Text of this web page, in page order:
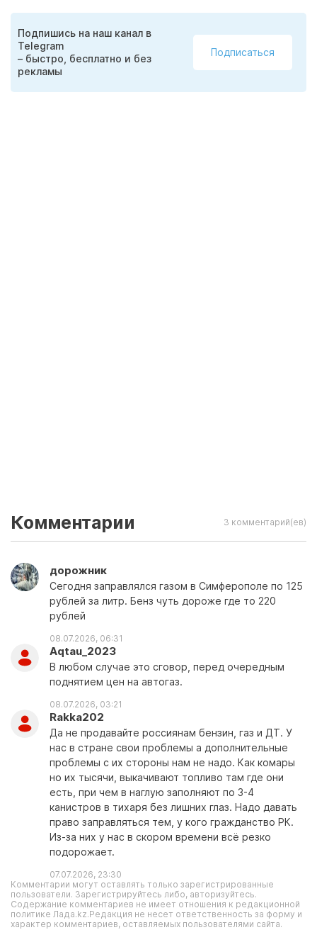
Подпишись на наш канал в
Telegram
– быстро, бесплатно и без
рекламы
Подписаться
Комментарии 3 комментарий(ев)
дорожник
Сегодня заправлялся газом в Симферополе по 125
рублей за литр. Бенз чуть дороже где то 220
рублей
08.07.2026, 06:31
Aqtau_2023
В любом случае это сговор, перед очередным
поднятием цен на автогаз.
08.07.2026, 03:21
Rakka202
Да не продавайте россиянам бензин, газ и ДТ. У
нас в стране свои проблемы а дополнительные
проблемы с их стороны нам не надо. Как комары
но их тысячи, выкачивают топливо там где они
есть, при чем в наглую заполняют по 3-4
канистров в тихаря без лишних глаз. Надо давать
право заправляться тем, у кого гражданство РК.
Из-за них у нас в скором времени всё резко
подорожает.
07.07.2026, 23:30
Комментарии могут оставлять только зарегистрированные
пользователи. Зарегистрируйтесь либо, авторизуйтесь.
Содержание комментариев не имеет отношения к редакционной
политике Лада.kz.Редакция не несет ответственность за форму и
характер комментариев, оставляемых пользователями сайта.